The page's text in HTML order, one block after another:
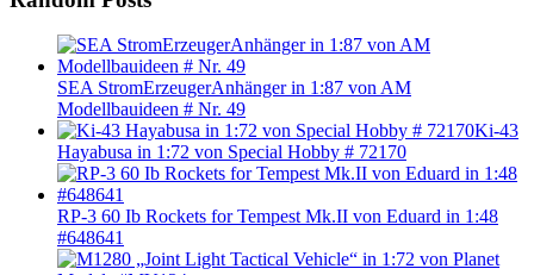
SEA StromErzeugerAnhänger in 1:87 von AM
Modellbauideen # Nr. 49
Ki-43
Hayabusa in 1:72 von Special Hobby # 72170
RP-3 60 Ib Rockets for Tempest Mk.II von Eduard in 1:48
#648641